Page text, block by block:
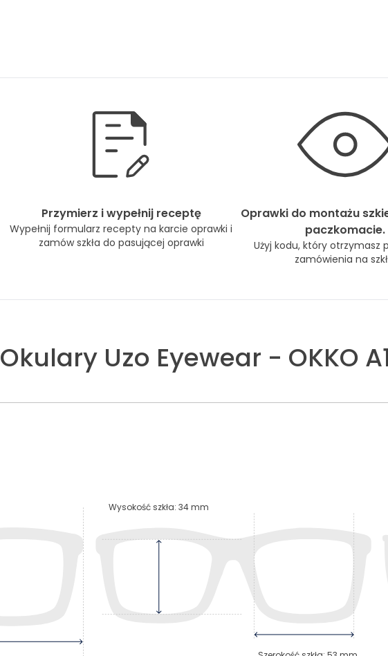
Przymierz i wypełnij receptę
Wypełnij formularz recepty na karcie oprawki i
zamów szkła do pasującej oprawki
Oprawki do montażu
paczkomacie.
Użyj kodu, który otrzymasz
zamówienia na
Okulary Uzo Eyewear - OKKO
Wysokość szkła: 34mm